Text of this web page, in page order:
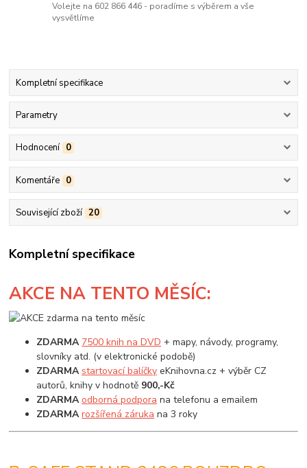
Volejte na 602 866 446 - poradíme s výběrem a vše
vysvětlíme
Kompletní specifikace
Parametry
Hodnocení 0
Komentáře 0
Související zboží 20
Kompletní specifikace
AKCE NA TENTO MĚSÍC:
ZDARMA 7500 knih na DVD + mapy, návody, programy,
slovníky atd. (v elektronické podobě)
ZDARMA startovací balíčky eKnihovna.cz + výběr CZ
autorů, knihy v hodnotě 900,-Kč
ZDARMA odborná podpora na telefonu a emailem
ZDARMA rozšířená záruka na 3 roky